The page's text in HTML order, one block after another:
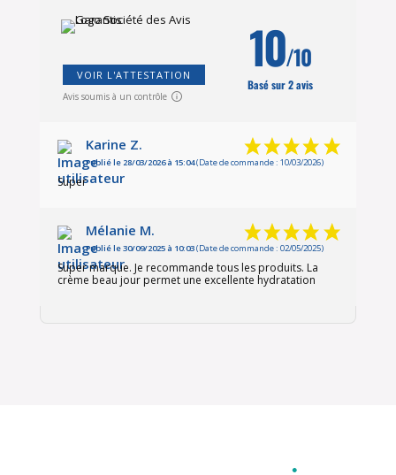
VOIR L'ATTESTATION
Avis soumis à un contrôle
10/10
Basé sur 2 avis
Karine Z.
Publié le 28/03/2026 à 15:04(Date de commande : 10/03/2026)
Super
Mélanie M.
Publié le 30/09/2025 à 10:03(Date de commande : 02/05/2025)
Super marque. Je recommande tous les produits. La
crème beau jour permet une excellente hydratation